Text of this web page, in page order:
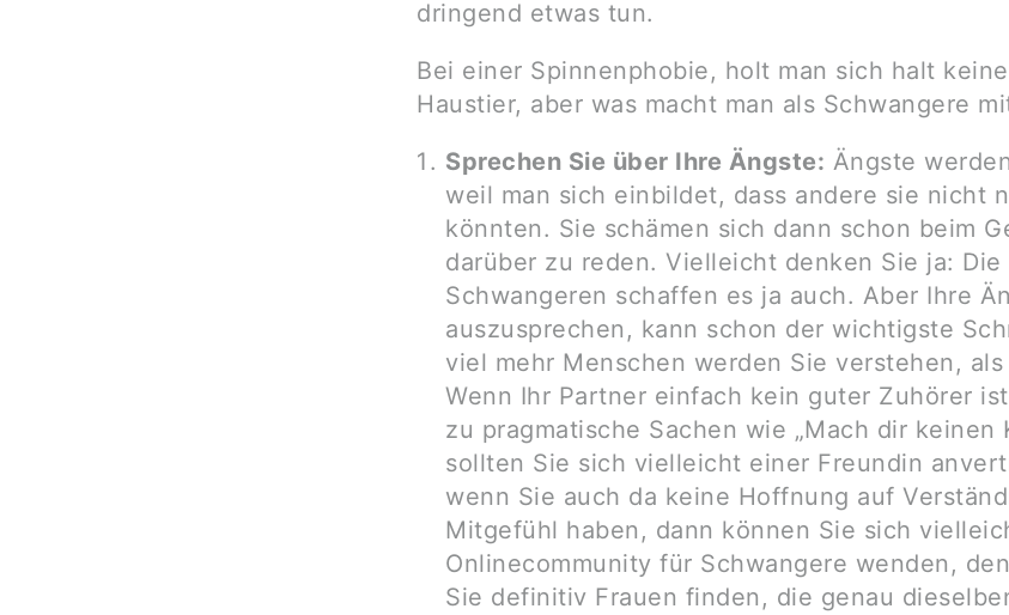
dringend etwas tun.
Bei einer Spinnenphobie, holt man sich halt
Haustier, aber was macht man als Schwangere
Sprechen Sie über Ihre Ängste: Ängste
weil man sich einbildet, dass andere sie nicht
könnten. Sie schämen sich dann schon beim
darüber zu reden. Vielleicht denken Sie ja: Die
Schwangeren schaffen es ja auch. Aber Ihre
auszusprechen, kann schon der wichtigste
viel mehr Menschen werden Sie verstehen,
Wenn Ihr Partner einfach kein guter Zuhörer
zu pragmatische Sachen wie „Mach dir keinen
sollten Sie sich vielleicht einer Freundin
wenn Sie auch da keine Hoffnung auf
Mitgefühl haben, dann können Sie sich
Onlinecommunity für Schwangere wenden,
Sie definitiv Frauen finden, die genau